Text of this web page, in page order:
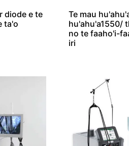
diode e te
ta'o
Te mau
hu'ahu'a1550/
no te faaho'i-
iri